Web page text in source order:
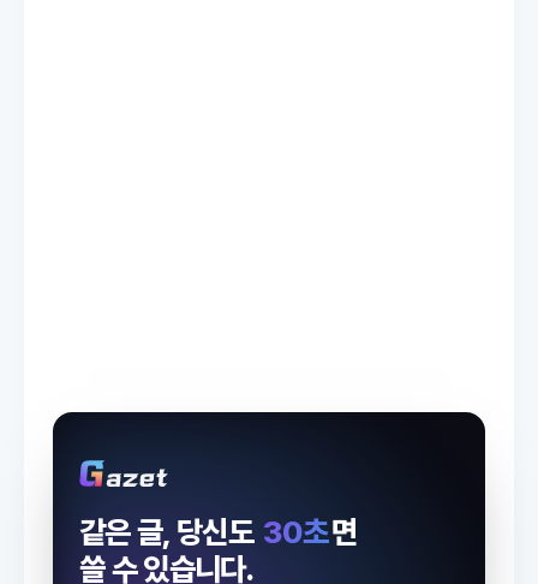
같은 글, 당신도 30초면
쓸 수 있습니다.